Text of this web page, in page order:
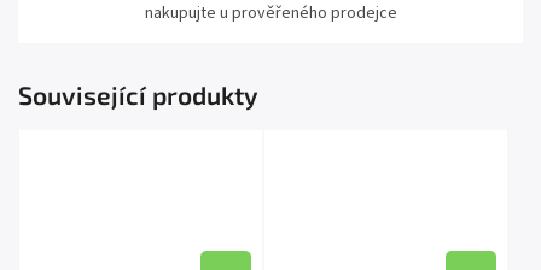
nakupujte u prověřeného prodejce
Související produkty